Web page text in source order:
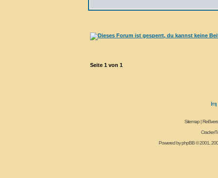
Seite 1 von 1
Sitemap|
Powered byphpBB© 2001,